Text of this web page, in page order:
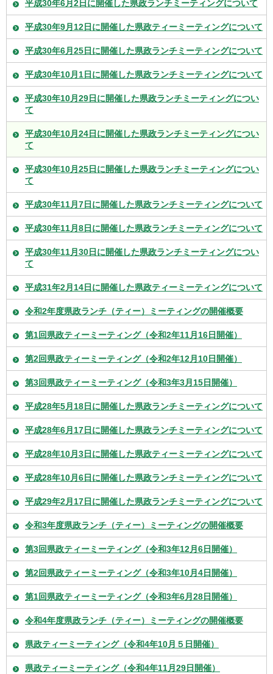
平成30年6月2日に開催した県政ランチミーティングについて
平成30年9月12日に開催した県政ティーミーティングについて
平成30年6月25日に開催した県政ランチミーティングについて
平成30年10月1日に開催した県政ランチミーティングについて
平成30年10月29日に開催した県政ランチミーティングについ
て
平成30年10月24日に開催した県政ランチミーティングについ
て
平成30年10月25日に開催した県政ランチミーティングについ
て
平成30年11月7日に開催した県政ランチミーティングについて
平成30年11月8日に開催した県政ランチミーティングについて
平成30年11月30日に開催した県政ランチミーティングについ
て
平成31年2月14日に開催した県政ティーミーティングについて
令和2年度県政ランチ（ティー）ミーティングの開催概要
第1回県政ティーミーティング（令和2年11月16日開催）
第2回県政ティーミーティング（令和2年12月10日開催）
第3回県政ティーミーティング（令和3年3月15日開催）
平成28年5月18日に開催した県政ランチミーティングについて
平成28年6月17日に開催した県政ランチミーティングについて
平成28年10月3日に開催した県政ティーミーティングについて
平成28年10月6日に開催した県政ランチミーティングについて
平成29年2月17日に開催した県政ランチミーティングについて
令和3年度県政ランチ（ティー）ミーティングの開催概要
第3回県政ティーミーティング（令和3年12月6日開催）
第2回県政ティーミーティング（令和3年10月4日開催）
第1回県政ティーミーティング（令和3年6月28日開催）
令和4年度県政ランチ（ティー）ミーティングの開催概要
県政ティーミーティング（令和4年10月５日開催）
県政ティーミーティング（令和4年11月29日開催）